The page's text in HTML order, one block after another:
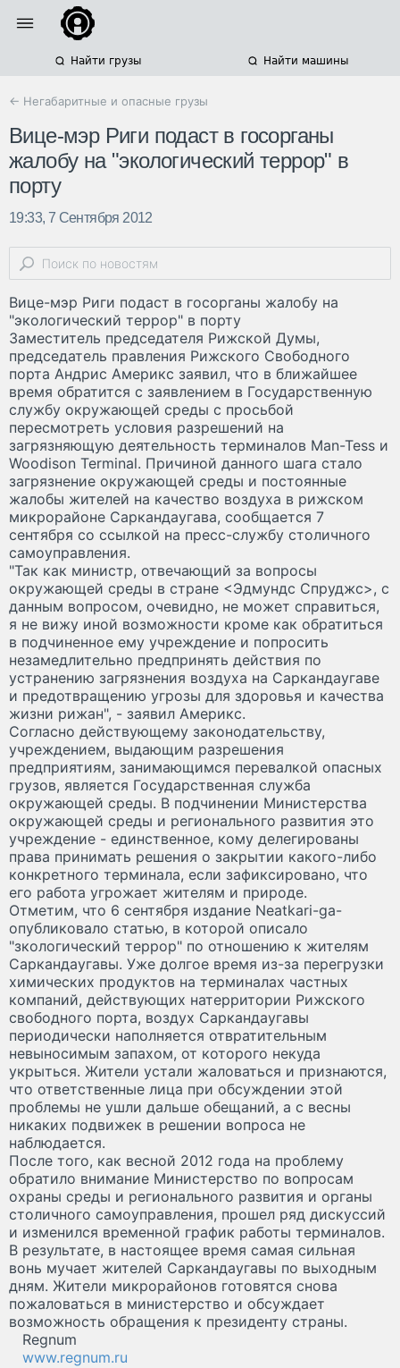
Найти грузы Найти машины
← Негабаритные и опасные грузы
Вице-мэр Риги подаст в госорганы
жалобу на "экологический террор" в
порту
19:33, 7 Сентября 2012
Вице-мэр Риги подаст в госорганы жалобу на
"экологический террор" в порту
Заместитель председателя Рижской Думы,
председатель правления Рижского Свободного
порта Андрис Америкс заявил, что в ближайшее
время обратится с заявлением в Государственную
службу окружающей среды с просьбой
пересмотреть условия разрешений на
загрязняющую деятельность терминалов Man-Tess и
Woodison Terminal. Причиной данного шага стало
загрязнение окружающей среды и постоянные
жалобы жителей на качество воздуха в рижском
микрорайоне Саркандаугава, сообщается 7
сентября со ссылкой на пресс-службу столичного
самоуправления.
"Так как министр, отвечающий за вопросы
окружающей среды в стране <Эдмундс Спруджс>, с
данным вопросом, очевидно, не может справиться,
я не вижу иной возможности кроме как обратиться
в подчиненное ему учреждение и попросить
незамедлительно предпринять действия по
устранению загрязнения воздуха на Саркандаугаве
и предотвращению угрозы для здоровья и качества
жизни рижан", - заявил Америкс.
Согласно действующему законодательству,
учреждением, выдающим разрешения
предприятиям, занимающимся перевалкой опасных
грузов, является Государственная служба
окружающей среды. В подчинении Министерства
окружающей среды и регионального развития это
учреждение - единственное, кому делегированы
права принимать решения о закрытии какого-либо
конкретного терминала, если зафиксировано, что
его работа угрожает жителям и природе.
Отметим, что 6 сентября издание Neatkari-ga-
опубликовало статью, в которой описало
"зкологический террор" по отношению к жителям
Саркандаугавы. Уже долгое время из-за перегрузки
химических продуктов на терминалах частных
компаний, действующих натерритории Рижского
свободного порта, воздух Саркандаугавы
периодически наполняется отвратительным
невыносимым запахом, от которого некуда
укрыться. Жители устали жаловаться и признаются,
что ответственные лица при обсуждении этой
проблемы не ушли дальше обещаний, а с весны
никаких подвижек в решении вопроса не
наблюдается.
После того, как весной 2012 года на проблему
обратило внимание Министерство по вопросам
охраны среды и регионального развития и органы
столичного самоуправления, прошел ряд дискуссий
и изменился временной график работы терминалов.
В результате, в настоящее время самая сильная
вонь мучает жителей Саркандаугавы по выходным
дням. Жители микрорайонов готовятся снова
пожаловаться в министерство и обсуждает
возможность обращения к президенту страны.
Regnum
www.regnum.ru